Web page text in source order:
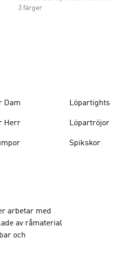
3 färger
Dam
Herr
Löpartights
Löpartröjor
Spikskor
arbetar med
av råmaterial
och